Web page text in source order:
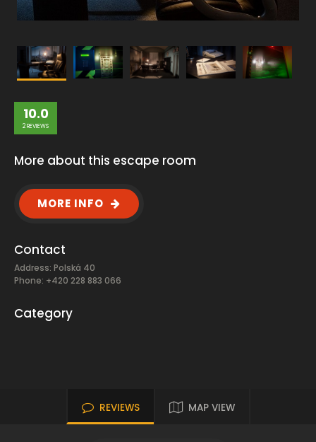
10.0
2 REVIEWS
More about this escape room
MORE INFO
Contact
Address: Polská 40
Phone: +420 228 883 066
Category
REVIEWS MAP VIEW